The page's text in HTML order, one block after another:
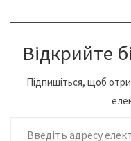
Відкрийте
Підпишіться, щоб
Введіть адресу